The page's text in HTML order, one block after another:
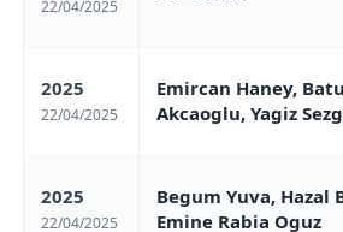
22/04/2025
2025
22/04/2025
Emircan Haney,
Akcaoglu, Yagiz
2025
22/04/2025
Begum Yuva, Hazal
Emine Rabia Oguz